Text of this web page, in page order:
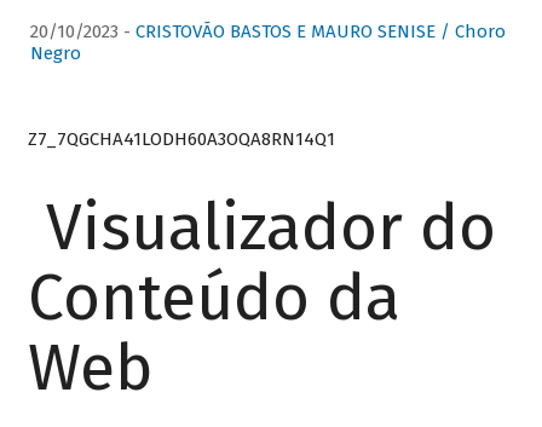
20/10/2023 - CRISTOVÃO BASTOS E MAURO SENISE / Choro
Negro
Z7_7QGCHA41LODH60A3OQA8RN14Q1
Visualizador do
Conteúdo da
Web